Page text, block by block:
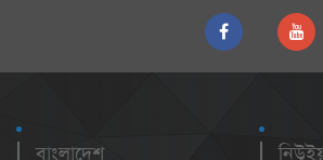
বাংলাদেশ